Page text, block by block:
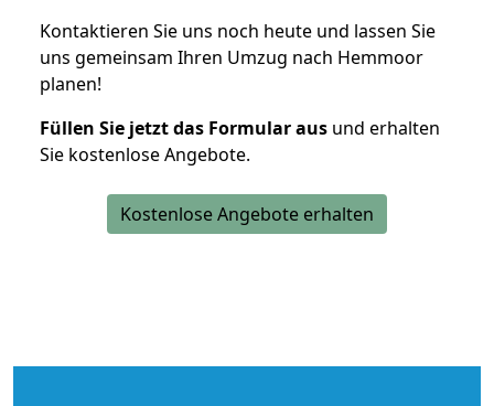
Kontaktieren Sie uns noch heute und lassen Sie
uns gemeinsam Ihren Umzug nach Hemmoor
planen!
Füllen Sie jetzt das Formular aus und erhalten
Sie kostenlose Angebote.
Kostenlose Angebote erhalten